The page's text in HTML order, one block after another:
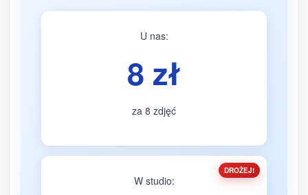
U nas:
8 zł
za 8 zdjęć
W studio: